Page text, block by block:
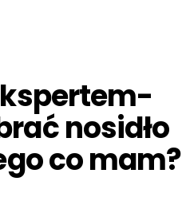
nosidło
co mam?